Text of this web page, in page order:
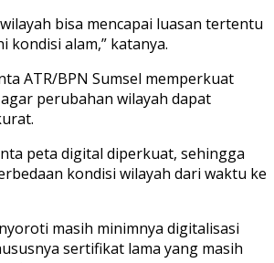
bisa mencapai luasan tertentu
kondisi alam,” katanya.
ATR/BPN Sumsel memperkuat
perubahan wilayah dapat
peta digital diperkuat, sehingga
kondisi wilayah dari waktu ke
masih minimnya digitalisasi
sertifikat lama yang masih